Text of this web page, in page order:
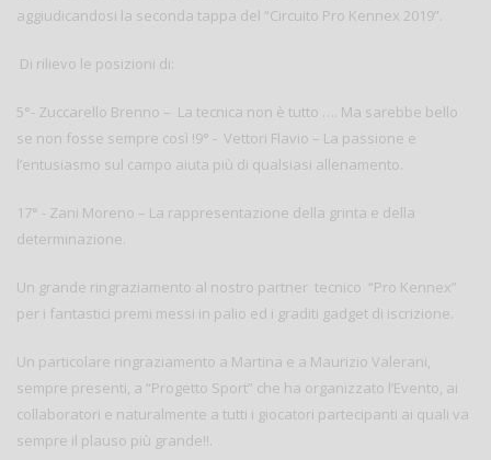
aggiudicandosi la seconda tappa del “Circuito Pro Kennex 2019”.
Di rilievo le posizioni di:
5°- Zuccarello Brenno – La tecnica non è tutto …. Ma sarebbe bello
se non fosse sempre così !9° - Vettori Flavio – La passione e
l’entusiasmo sul campo aiuta più di qualsiasi allenamento.
17° - Zani Moreno – La rappresentazione della grinta e della
determinazione.
Un grande ringraziamento al nostro partner tecnico “Pro Kennex”
per i fantastici premi messi in palio ed i graditi gadget di iscrizione.
Un particolare ringraziamento a Martina e a Maurizio Valerani,
sempre presenti, a “Progetto Sport” che ha organizzato l’Evento, ai
collaboratori e naturalmente a tutti i giocatori partecipanti ai quali va
sempre il plauso più grande!!.